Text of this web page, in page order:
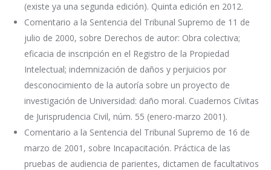
(existe ya una segunda edición). Quinta edición en 2012.
Comentario a la Sentencia del Tribunal Supremo de 11 de
julio de 2000, sobre Derechos de autor: Obra colectiva;
eficacia de inscripción en el Registro de la Propiedad
Intelectual; indemnización de daños y perjuicios por
desconocimiento de la autoría sobre un proyecto de
investigación de Universidad: daño moral. Cuadernos Cívitas
de Jurisprudencia Civil, núm. 55 (enero-marzo 2001).
Comentario a la Sentencia del Tribunal Supremo de 16 de
marzo de 2001, sobre Incapacitación. Práctica de las
pruebas de audiencia de parientes, dictamen de facultativos